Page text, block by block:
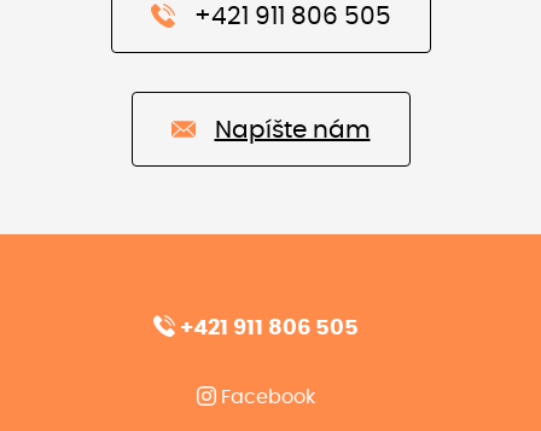
+421 911 806 505
Napíšte nám
+421 911 806 505
Facebook